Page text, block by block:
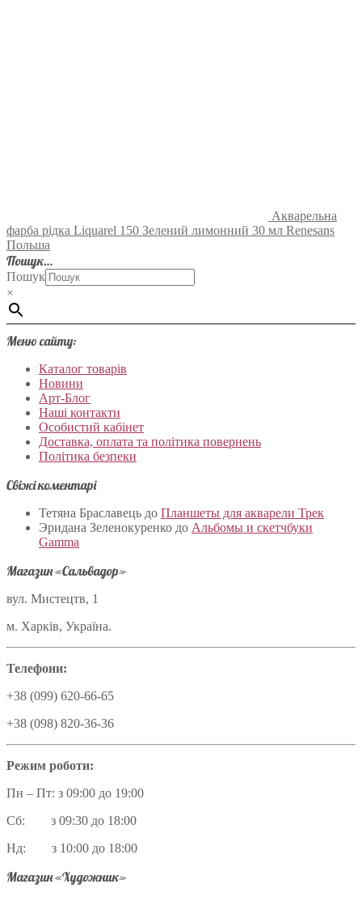
Акварельна
фарба рідка Liquarel 150 Зелений лимонний 30 мл Renesans
Польша
Пошук…
Пошук
×
Меню сайту:
Каталог товарів
Новини
Арт-Блог
Наші контакти
Особистий кабінет
Доставка, оплата та політика повернень
Політика безпеки
Свіжі коментарі
Тетяна Браславець до Планшеты для акварели Трек
Эридана Зеленокуренко до Альбомы и скетчбуки
Gamma
Магазин «Сальвадор»
вул. Мистецтв, 1
м. Харків, Україна.
Телефони:
+38 (099) 620-66-65
+38 (098) 820-36-36
Режим роботи:
Пн – Пт: з 09:00 до 19:00
Сб: з 09:30 до 18:00
Нд: з 10:00 до 18:00
Магазин «Художник»